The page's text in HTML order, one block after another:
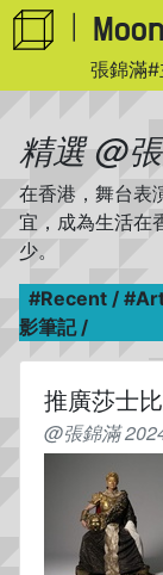
張錦滿
精選@
在香港，舞台表
宜，成為生活在
少。
#Recent /
影筆記/
推廣莎士
@張錦滿